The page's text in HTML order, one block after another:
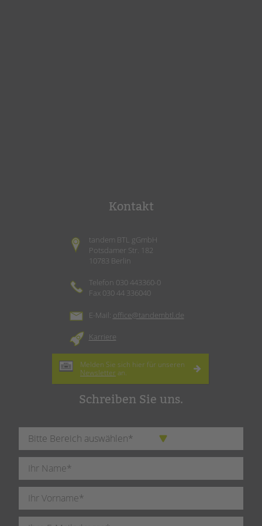
Kontakt
tandem BTL gGmbH
Potsdamer Str. 182
10783 Berlin
Telefon 030 443360-0
Fax 030 44 336040
E-Mail: office@tandembtl.de
Karriere
Melden Sie sich hier für unseren
Newsletter an.
Schreiben Sie uns.